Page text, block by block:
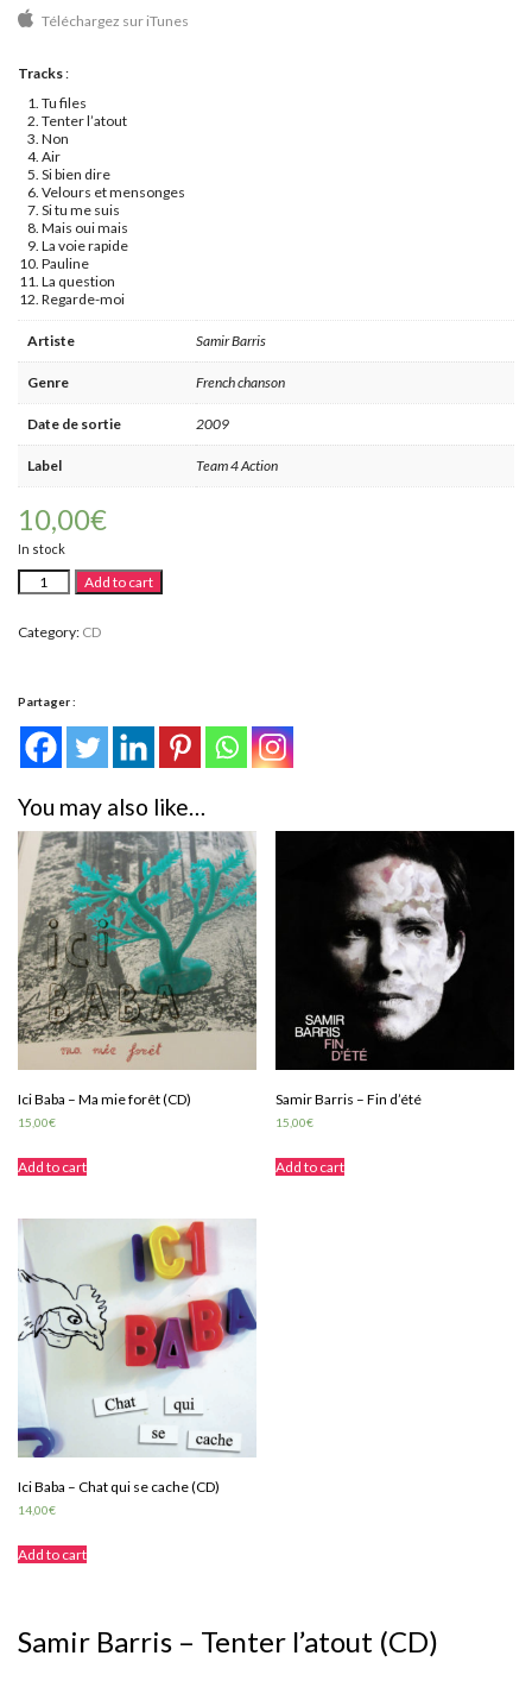
Téléchargez sur iTunes
Tracks:
Tu files
Tenter l’atout
Non
Air
Si bien dire
Velours et mensonges
Si tu me suis
Mais oui mais
La voie rapide
Pauline
La question
Regarde-moi
Artiste Samir Barris
Genre French chanson
Date de sortie 2009
Label Team 4 Action
10,00€
In stock
Samir
Barris
Tenter
Add to cart
Category: CD
Partager :
You may also like…
Ici Baba – Ma mie forêt (CD)
15,00€
Add to cart
Samir Barris – Fin d’été
15,00€
Add to cart
Ici Baba – Chat qui se cache (CD)
14,00€
Add to cart
Samir Barris – Tenter l’atout (CD)